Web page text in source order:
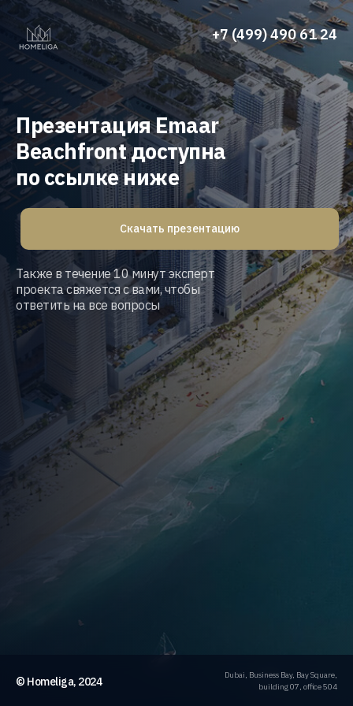
Презентация Emaar
Beachfront доступна
по ссылке ниже
Также в течение 10 минут эксперт
проекта свяжется с вами, чтобы
ответить на все вопросы
+7 (499) 490 61 24
Dubai, Business Bay, Bay Square,
building 07, office 504
© Homeliga, 2024
Скачать презентацию